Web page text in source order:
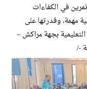
في الكفاءات
مهمة، وقدرتها على
بجهة مراكش –